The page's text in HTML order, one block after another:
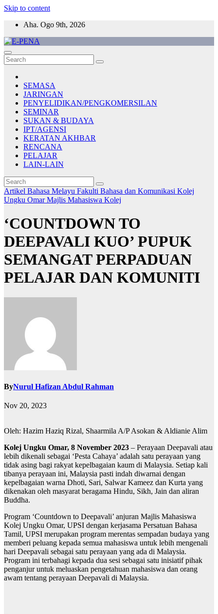
Skip to content
Aha. Ogo 9th, 2026
E-PENA
Berita Digital Terkini
SEMASA
JARINGAN
PENYELIDIKAN/PENGKOMERSILAN
SEMINAR
SUKAN & BUDAYA
IPT/AGENSI
KERATAN AKHBAR
RENCANA
PELAJAR
LAIN-LAIN
Artikel Bahasa Melayu Fakulti Bahasa dan Komunikasi Kolej
Ungku OmarMajlis Mahasiswa Kolej
‘COUNTDOWN TO
DEEPAVALI KUO’ PUPUK
SEMANGAT PERPADUAN
PELAJAR DAN KOMUNITI
ByNurul Hafizan Abdul Rahman
Nov 20, 2023
Oleh: Hazim Haziq Rizal, Shaarmila A/P Asokan & Aldianie Alim
Kolej Ungku Omar, 8 November 2023 – Perayaan Deepavali atau
lebih dikenali sebagai ‘Pesta Cahaya’ adalah satu perayaan yang
tidak asing bagi rakyat kepelbagaian kaum di Malaysia. Setiap kali
tibanya perayaan ini, Malaysia pasti indah diwarnai dengan
kepelbagaian warna Dhoti, Sari, Salwar Kameez dan Kurta yang
dikenakan oleh masyarat beragama Hindu, Sikh, Jain dan aliran
Buddha.
Program ‘Countdown to Deepavali’ anjuran Majlis Mahasiswa
Kolej Ungku Omar, UPSI dengan kerjasama Persatuan Bahasa
Tamil, UPSI merupakan program merentas sempadan budaya yang
memberi peluang kepada semua mahasiswa untuk lebih mengenali
hari Deepavali sebagai satu perayaan yang ada di Malaysia.
Program ini terbahagi kepada dua sesi sebagai satu inisiatif pihak
penganjur untuk meluaskan pengetahuan mahasiswa dan orang
awam tentang perayaan Deepavali di Malaysia.